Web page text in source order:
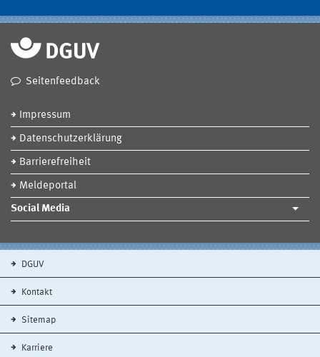
Seitenfeedback
Impressum
Datenschutzerklärung
Barrierefreiheit
Meldeportal
Social Media
DGUV
Kontakt
Sitemap
Karriere